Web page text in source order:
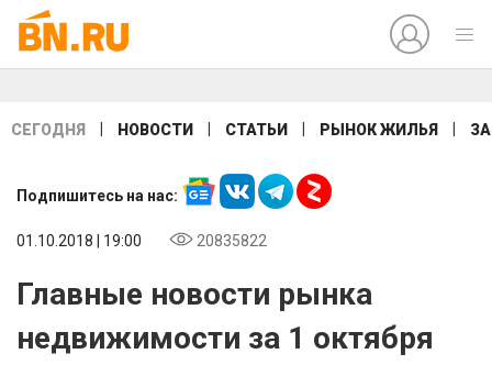
СЕГОДНЯ НОВОСТИ СТАТЬИ РЫНОК ЖИЛЬЯ
Подпишитесь на нас:
01.10.2018 | 19:00 20835822
Главные новости рынка
недвижимости за 1 октября